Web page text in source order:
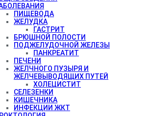
ПИЩЕВОДА
ЖЕЛУДКА
ГАСТРИТ
БРЮШНОЙ ПОЛОСТИ
ПОДЖЕЛУДОЧНОЙ ЖЕЛЕЗЫ
ПАНКРЕАТИТ
ПЕЧЕНИ
ЖЕЛЧНОГО ПУЗЫРЯ И
ЖЕЛЧЕВЫВОДЯЩИХ ПУТЕЙ
ХОЛЕЦИСТИТ
СЕЛЕЗЕНКИ
КИШЕЧНИКА
ИНФЕКЦИИ ЖКТ